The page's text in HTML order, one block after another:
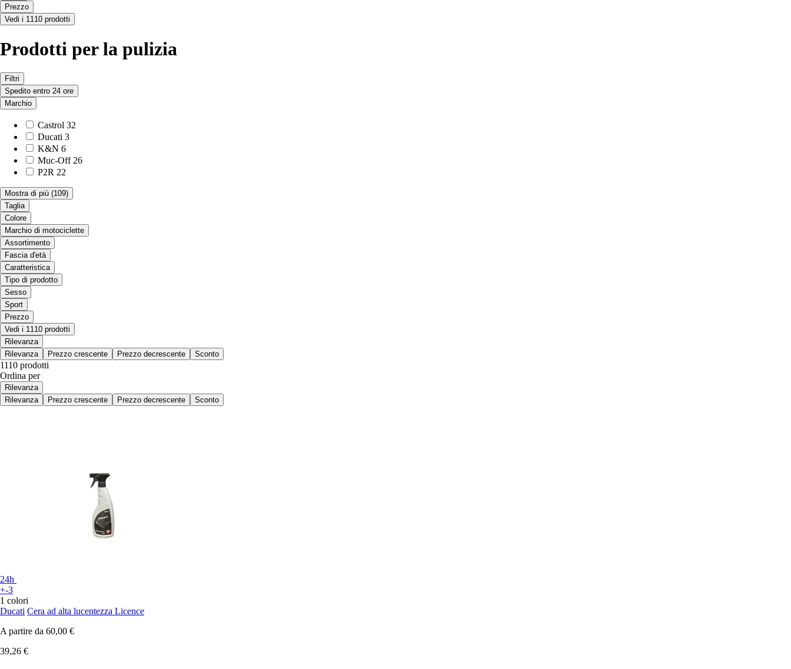
Prezzo
Vedi i 1110 prodotti
Prodotti per la pulizia
Filtri
Spedito entro 24 ore
Marchio
Castrol 32
Ducati 3
K&N 6
Muc-Off 26
P2R 22
Mostra di più (109)
Taglia
Colore
Marchio di motociclette
Assortimento
Fascia d'età
Caratteristica
Tipo di prodotto
Sesso
Sport
Prezzo
Vedi i 1110 prodotti
Rilevanza
Rilevanza
Prezzo crescente Prezzo decrescente Sconto
1110 prodotti
Ordina per
Rilevanza
Rilevanza
Prezzo crescente Prezzo decrescente Sconto
24h
+-3
1 colori
Ducati Cera ad alta lucentezza Licence
A partire da 60,00 €
39,26 €